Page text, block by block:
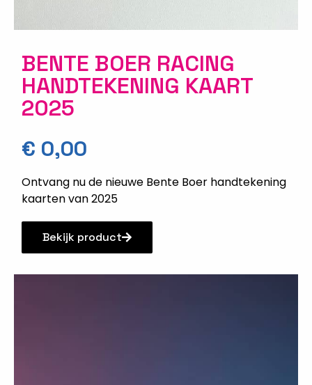
BENTE BOER RACING
HANDTEKENING KAART
2025
€ 0,00
Ontvang nu de nieuwe Bente Boer handtekening
kaarten van 2025
Bekijk product